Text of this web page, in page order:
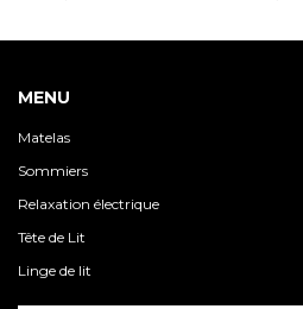
MENU
Matelas
Sommiers
Relaxation électrique
Tête de Lit
Linge de lit